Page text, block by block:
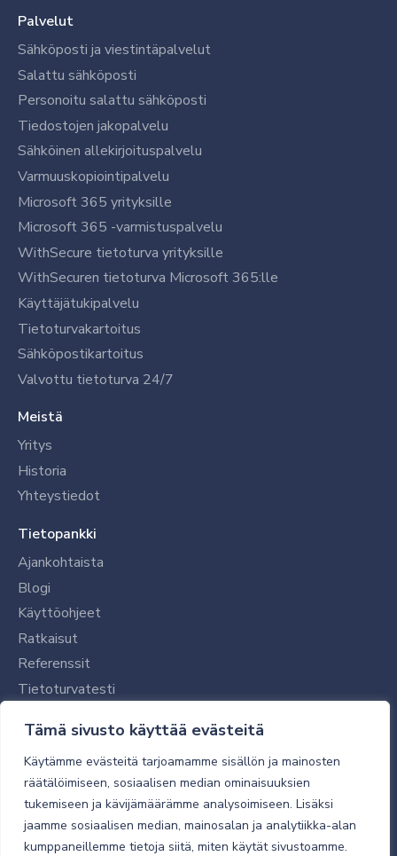
Tämä sivusto käyttää evästeitä
Käytämme evästeitä tarjoamamme sisällön ja mainosten
räätälöimiseen, sosiaalisen median ominaisuuksien
tukemiseen ja kävijämäärämme analysoimiseen. Lisäksi
jaamme sosiaalisen median, mainosalan ja analytiikka-alan
kumppaneillemme tietoja siitä, miten käytät sivustoamme.
Palvelut
Sähköposti ja viestintäpalvelut
Salattu sähköposti
Personoitu salattu sähköposti
Tiedostojen jakopalvelu
Sähköinen allekirjoituspalvelu
Varmuuskopiointipalvelu
Microsoft 365 yrityksille
Microsoft 365 -varmistuspalvelu
WithSecure tietoturva yrityksille
WithSecuren tietoturva Microsoft 365:lle
Käyttäjätukipalvelu
Tietoturvakartoitus
Sähköpostikartoitus
Valvottu tietoturva 24/7
Meistä
Yritys
Historia
Yhteystiedot
Tietopankki
Ajankohtaista
Blogi
Käyttöohjeet
Ratkaisut
Referenssit
Tietoturvatesti
Tilaajalle
Toimitustavat ja -kulut
Verkkokaupan yleiset ehdot
Toimitusehdot
Tietosuojaseloste